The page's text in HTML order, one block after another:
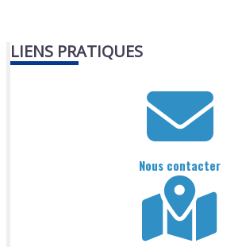
LIENS PRATIQUES
Nous contacter